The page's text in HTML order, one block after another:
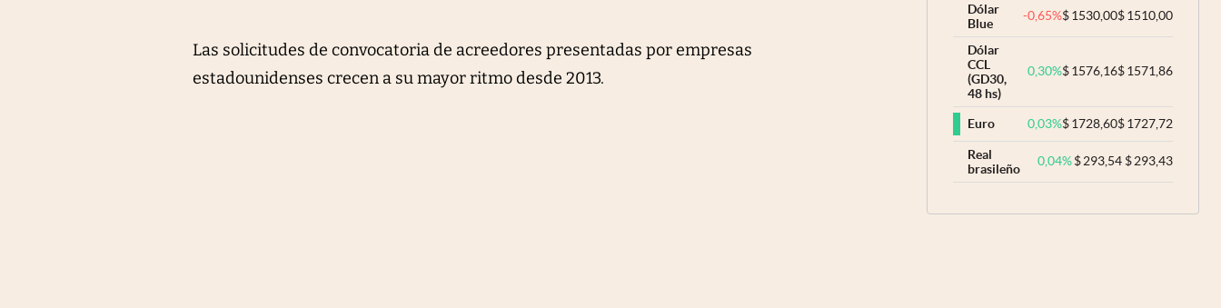
Las solicitudes de convocatoria de acreedores presentadas por empresas
estadounidenses crecen a su mayor ritmo desde 2013.
Dólar
Blue
-0,65%$1530,00$1510,00
Dólar
CCL
(GD30,
48 hs)
0,30%$1576,16$1571,86
Euro 0,03%$1728,60$1727,72
Real
brasileño
0,04% $293,54 $293,43